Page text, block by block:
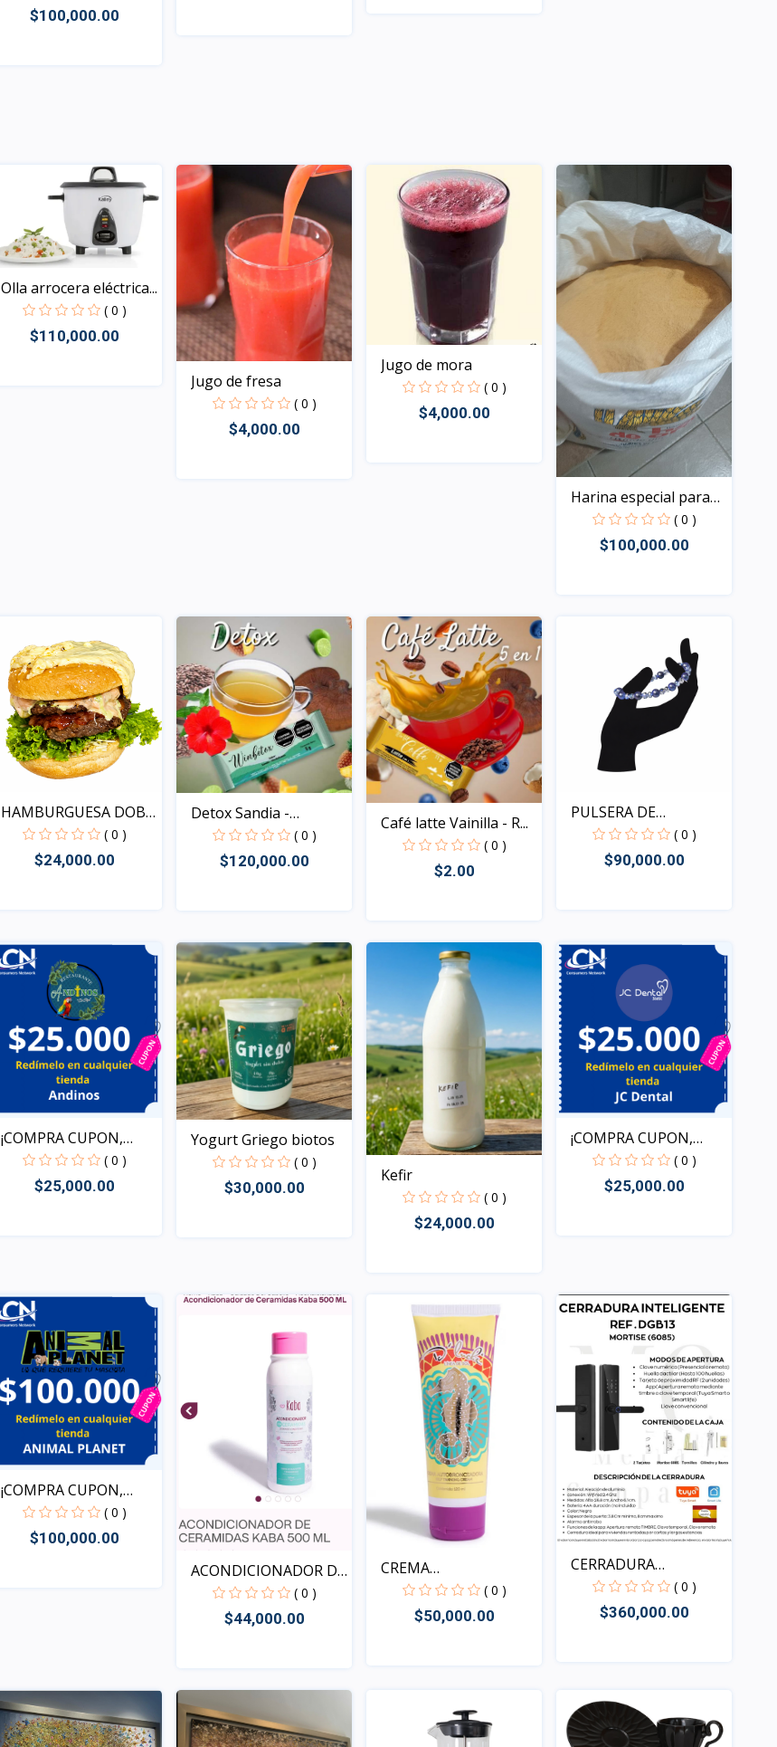
$100,000.00
Olla arrocera eléctrica...
( 0 )
$110,000.00
Jugo de fresa
( 0 )
$4,000.00
Jugo de mora
( 0 )
$4,000.00
Harina especial para
re...
( 0 )
$100,000.00
HAMBURGUESA DOBLE
CARNE
( 0 )
$24,000.00
Detox Sandia -
Hierbabue...
( 0 )
$120,000.00
Café latte Vainilla - R...
( 0 )
$2.00
Rápido Vista
PULSERA DE
TURMALINA
( 0 )
$90,000.00
¡COMPRA CUPON,
REDIME T...
( 0 )
$25,000.00
Yogurt Griego biotos
( 0 )
$30,000.00
Kefir
( 0 )
$24,000.00
¡COMPRA CUPON,
REDIME T...
( 0 )
$25,000.00
¡COMPRA CUPON,
REDIME T...
( 0 )
$100,000.00
ACONDICIONADOR DE
CERAM...
( 0 )
$44,000.00
Rápido Vista
CREMA
AUTOBRONCEADORA
( 0 )
$50,000.00
CERRADURA
INTELIGENTE D...
( 0 )
$360,000.00